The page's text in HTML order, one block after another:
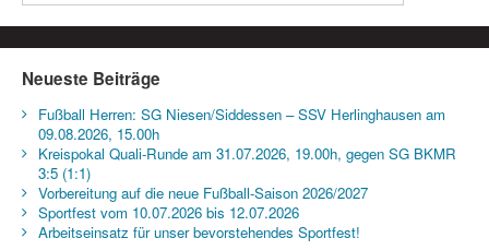
Neueste Beiträge
Fußball Herren: SG Niesen/Siddessen – SSV Herlinghausen am
09.08.2026, 15.00h
Kreispokal Quali-Runde am 31.07.2026, 19.00h, gegen SG BKMR
3:5 (1:1)
Vorbereitung auf die neue Fußball-Saison 2026/2027
Sportfest vom 10.07.2026 bis 12.07.2026
Arbeitseinsatz für unser bevorstehendes Sportfest!